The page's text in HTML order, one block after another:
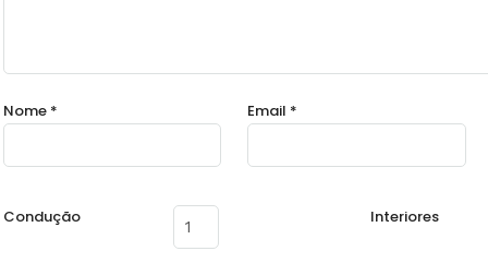
Nome * Email *
Condução Interiores